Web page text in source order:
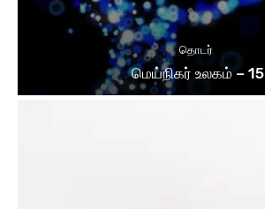
தொடர்
மெய்நிகர் உலகம் – 15